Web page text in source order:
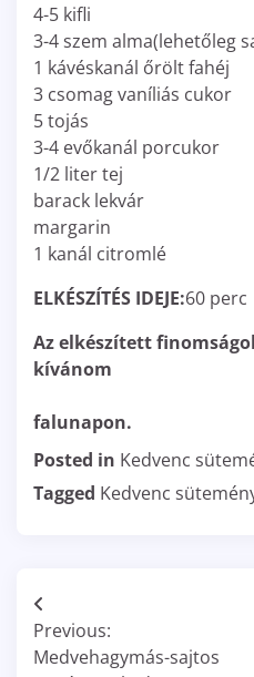
4-5 kifli
3-4 szem alma(lehetőleg
1 kávéskanál őrölt fahéj
3 csomag vaníliás cukor
5 tojás
3-4 evőkanál porcukor
1/2 liter tej
barack lekvár
margarin
1 kanál citromlé
ELKÉSZÍTÉS IDEJE:60 perc
Az elkészített
falunapon.
Posted in Kedvenc
Tagged Kedvenc
Bejegyzés
navigáció
Previous:
Medvehagymás-sajtos